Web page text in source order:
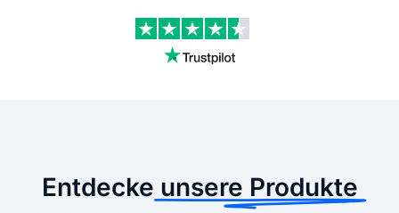
Entdecke unsere Produkte